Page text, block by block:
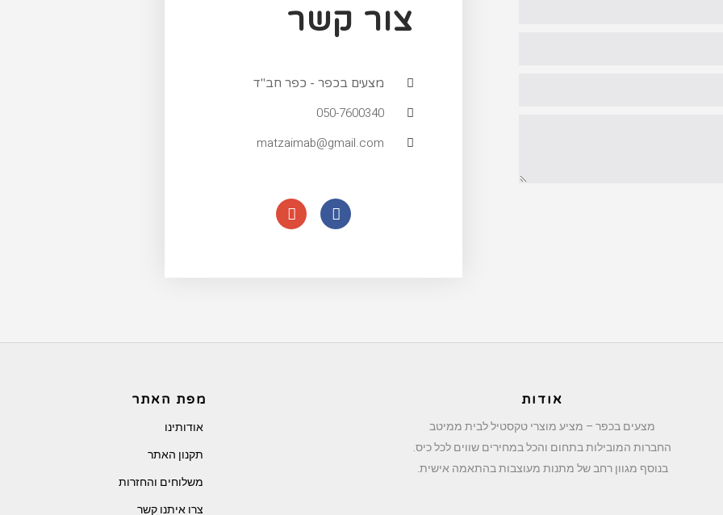
צור קשר
מצעים בכפר - כפר חב"ד
050-7600340
matzaimab@gmail.com
אודות
מצעים בכפר – מציע מוצרי טקסטיל לבית ממיטב
החברות המובילות בתחום והכל במחירים שווים לכל כיס.
בנוסף מגוון רחב של מתנות מעוצבות בהתאמה אישית.
מפת האתר
אודותינו
תקנון האתר
משלוחים והחזרות
צרו איתנו קשר